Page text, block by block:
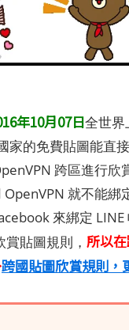
年10月07日全世界
家的免費貼圖能直
跨區進行欣
就不能綁
來綁定
賞貼圖規則， 所以
跨國貼圖欣賞規則，